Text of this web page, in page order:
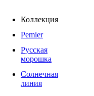
Коллекция
Pemier
Русская
морошка
Солнечная
линия